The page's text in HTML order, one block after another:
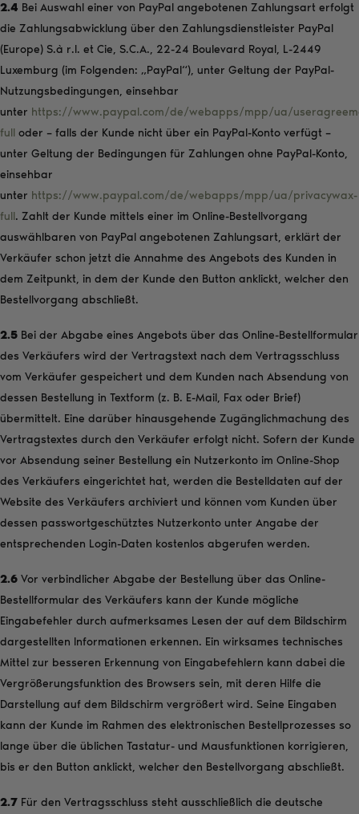
2.4 Bei Auswahl einer von PayPal angebotenen Zahlungsart erfolgt
die Zahlungsabwicklung über den Zahlungsdienstleister PayPal
(Europe) S.à r.l. et Cie, S.C.A., 22-24 Boulevard Royal, L-2449
Luxemburg (im Folgenden: „PayPal“), unter Geltung der PayPal-
Nutzungsbedingungen, einsehbar
unter https://www.paypal.com/de/webapps/mpp/ua/
full oder – falls der Kunde nicht über ein PayPal-Konto verfügt –
unter Geltung der Bedingungen für Zahlungen ohne PayPal-Konto,
einsehbar
unter https://www.paypal.com/de/webapps/mpp/ua/privacywax-
full. Zahlt der Kunde mittels einer im Online-Bestellvorgang
auswählbaren von PayPal angebotenen Zahlungsart, erklärt der
Verkäufer schon jetzt die Annahme des Angebots des Kunden in
dem Zeitpunkt, in dem der Kunde den Button anklickt, welcher den
Bestellvorgang abschließt.
2.5 Bei der Abgabe eines Angebots über das Online-Bestellformular
des Verkäufers wird der Vertragstext nach dem Vertragsschluss
vom Verkäufer gespeichert und dem Kunden nach Absendung von
dessen Bestellung in Textform (z. B. E-Mail, Fax oder Brief)
übermittelt. Eine darüber hinausgehende Zugänglichmachung des
Vertragstextes durch den Verkäufer erfolgt nicht. Sofern der Kunde
vor Absendung seiner Bestellung ein Nutzerkonto im Online-Shop
des Verkäufers eingerichtet hat, werden die Bestelldaten auf der
Website des Verkäufers archiviert und können vom Kunden über
dessen passwortgeschütztes Nutzerkonto unter Angabe der
entsprechenden Login-Daten kostenlos abgerufen werden.
2.6 Vor verbindlicher Abgabe der Bestellung über das Online-
Bestellformular des Verkäufers kann der Kunde mögliche
Eingabefehler durch aufmerksames Lesen der auf dem Bildschirm
dargestellten Informationen erkennen. Ein wirksames technisches
Mittel zur besseren Erkennung von Eingabefehlern kann dabei die
Vergrößerungsfunktion des Browsers sein, mit deren Hilfe die
Darstellung auf dem Bildschirm vergrößert wird. Seine Eingaben
kann der Kunde im Rahmen des elektronischen Bestellprozesses so
lange über die üblichen Tastatur- und Mausfunktionen korrigieren,
bis er den Button anklickt, welcher den Bestellvorgang abschließt.
2.7 Für den Vertragsschluss steht ausschließlich die deutsche